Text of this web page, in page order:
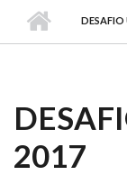
DESAFIO
2017